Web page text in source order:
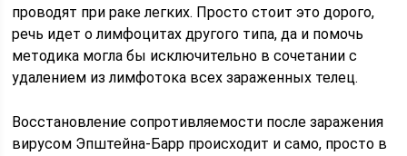
проводят при раке легких. Просто стоит это дорого,
речь идет о лимфоцитах другого типа, да и помочь
методика могла бы исключительно в сочетании с
удалением из лимфотока всех зараженных телец.
Восстановление сопротивляемости после заражения
вирусом Эпштейна-Барр происходит и само, просто в